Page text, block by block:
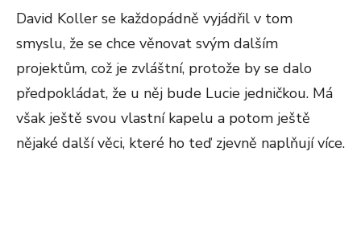
David Koller se každopádně vyjádřil v tom
smyslu, že se chce věnovat svým dalším
projektům, což je zvláštní, protože by se dalo
předpokládat, že u něj bude Lucie jedničkou. Má
však ještě svou vlastní kapelu a potom ještě
nějaké další věci, které ho teď zjevně naplňují více.